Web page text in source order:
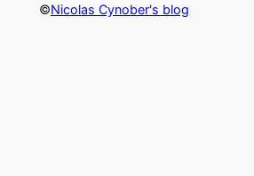
©Nicolas Cynober's blog